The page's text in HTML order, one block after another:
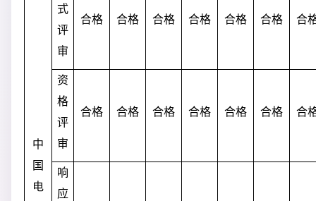
中
国
电
式
评
审
合格 合格 合格 合格 合格 合格 合
资
格
评
审
合格 合格 合格 合格 合格 合格 合
响
应